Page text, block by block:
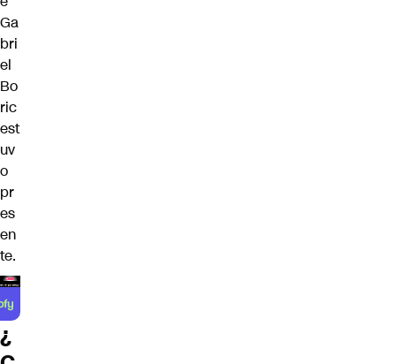
Ga
bri
el
Bo
ric
est
uv
o
pr
es
en
te.
¿